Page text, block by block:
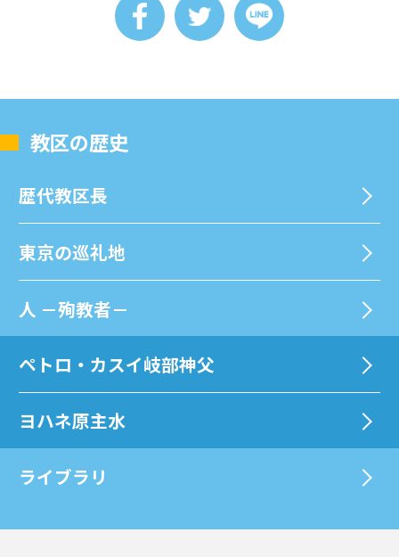
教区の歴史
歴代教区⻑
東京の巡礼地
⼈ －殉教者－
ペトロ・カスイ岐部神父
ヨハネ原主水
ライブラリ